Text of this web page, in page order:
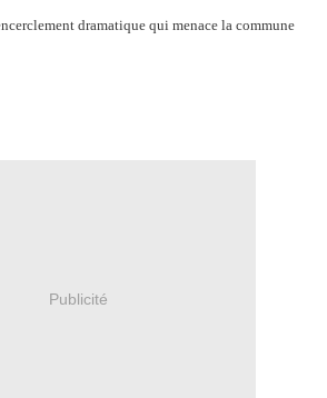
dramatique qui menace la commune
Publicité